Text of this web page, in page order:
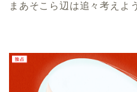
まあそこら辺は追々考えよ